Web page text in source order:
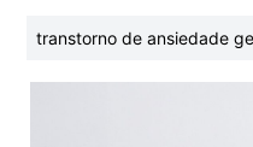
transtorno de ansiedade